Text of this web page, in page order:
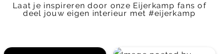
Laat je inspireren door onze Eijerkamp fans of
deel jouw eigen interieur met #eijerkamp